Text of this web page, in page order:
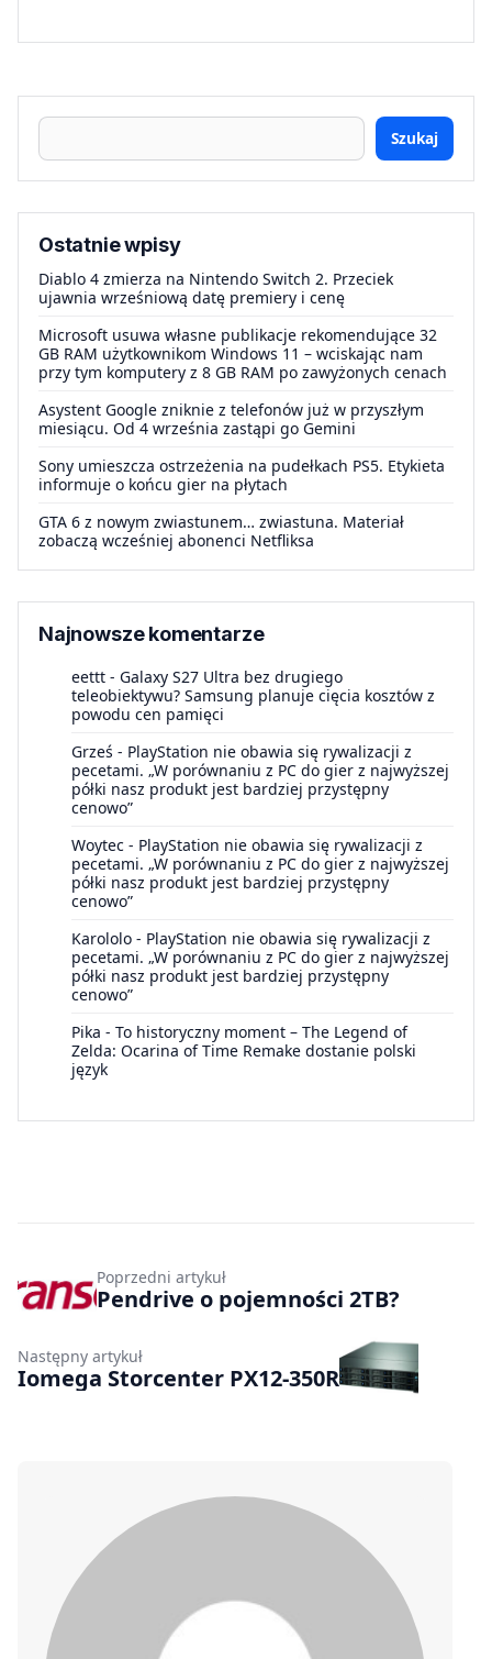
Szukaj
Ostatnie wpisy
Diablo 4 zmierza na Nintendo Switch 2. Przeciek
ujawnia wrześniową datę premiery i cenę
Microsoft usuwa własne publikacje rekomendujące 32
GB RAM użytkownikom Windows 11 – wciskając nam
przy tym komputery z 8 GB RAM po zawyżonych cenach
Asystent Google zniknie z telefonów już w przyszłym
miesiącu. Od 4 września zastąpi go Gemini
Sony umieszcza ostrzeżenia na pudełkach PS5. Etykieta
informuje o końcu gier na płytach
GTA 6 z nowym zwiastunem… zwiastuna. Materiał
zobaczą wcześniej abonenci Netfliksa
Najnowsze komentarze
eettt - Galaxy S27 Ultra bez drugiego
teleobiektywu? Samsung planuje cięcia kosztów z
powodu cen pamięci
Grześ - PlayStation nie obawia się rywalizacji z
pecetami. „W porównaniu z PC do gier z najwyższej
półki nasz produkt jest bardziej przystępny
cenowo”
Woytec - PlayStation nie obawia się rywalizacji z
pecetami. „W porównaniu z PC do gier z najwyższej
półki nasz produkt jest bardziej przystępny
cenowo”
Karololo - PlayStation nie obawia się rywalizacji z
pecetami. „W porównaniu z PC do gier z najwyższej
półki nasz produkt jest bardziej przystępny
cenowo”
Pika - To historyczny moment – The Legend of
Zelda: Ocarina of Time Remake dostanie polski
język
Poprzedni artykuł
Pendrive o pojemności 2TB?
Następny artykuł
Iomega Storcenter PX12-350R